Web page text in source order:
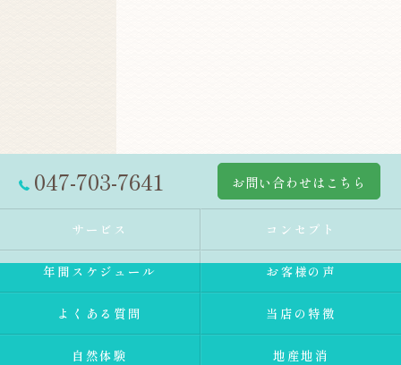
047-703-7641 お問い合わせはこちら
サービス コンセプト
年間スケジュール お客様の声
よくある質問 当店の特徴
自然体験 地産地消